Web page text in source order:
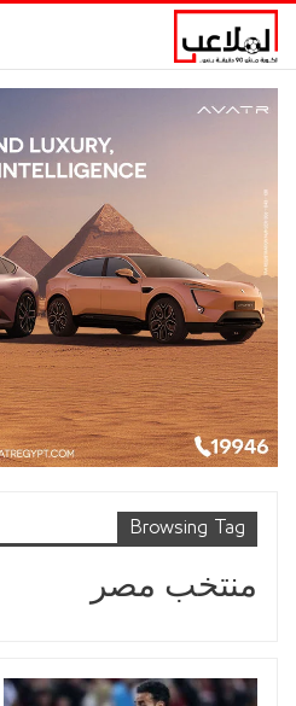
Browsing Tag
منتخب مصر